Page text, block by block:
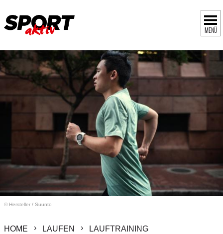
MENÜ
© Hersteller / Suunto
HOME LAUFEN LAUFTRAINING